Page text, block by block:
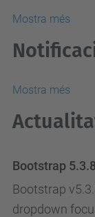
Mostra més
Mostra més
Bootstrap 5.3.8
Bootstrap
dropdown